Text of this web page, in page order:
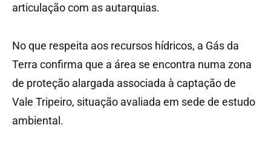
articulação com as autarquias.
No que respeita aos recursos hídricos, a Gás da
Terra confirma que a área se encontra numa zona
de proteção alargada associada à captação de
Vale Tripeiro, situação avaliada em sede de estudo
ambiental.